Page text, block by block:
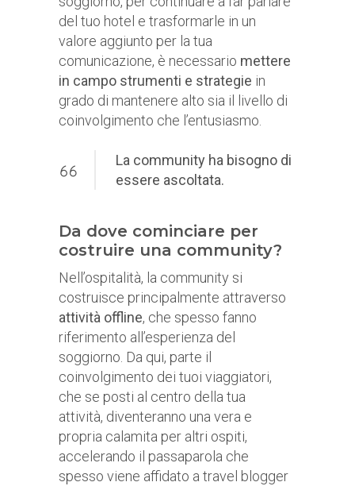
del tuo hotel e trasformarle in un
valore aggiunto per la tua
comunicazione, è necessario mettere
in campo strumenti e strategie in
grado di mantenere alto sia il livello di
coinvolgimento che l’entusiasmo.
La community ha bisogno di
essere ascoltata.
Da dove cominciare per
costruire una community?
Nell’ospitalità, la community si
costruisce principalmente attraverso
attività offline, che spesso fanno
riferimento all’esperienza del
soggiorno. Da qui, parte il
coinvolgimento dei tuoi viaggiatori,
che se posti al centro della tua
attività, diventeranno una vera e
propria calamita per altri ospiti,
accelerando il passaparola che
spesso viene affidato a travel blogger